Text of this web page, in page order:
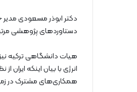
دکتر ابوذر مسعودی
دستاوردهای پژوهشی
هیات دانشگاهی ترکیه
انرژی با بیان اینکه
همکاری‌‌های مشترک در